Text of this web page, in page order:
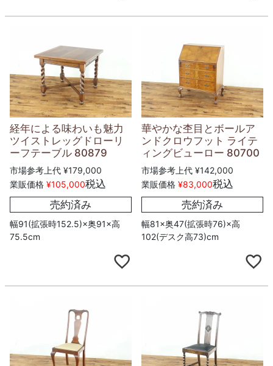
経年による味わいも魅力
ツイストレッグドローリ
ーフテーブル 80879
市場参考上代 ¥179,000
業販価格 ¥105,000税込
売約済み
幅91(拡張時152.5)×奥91×高
75.5cm
華やかな杢目とボールア
ンドクロウフット ライテ
ィングビューロー 80700
市場参考上代 ¥142,000
業販価格 ¥83,000税込
売約済み
幅81×奥47(拡張時76)×高
102(デスク高73)cm